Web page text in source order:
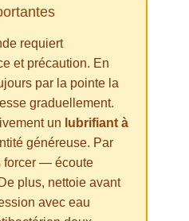
requiert
et précaution. En
par la pointe la
graduellement.
un lubrifiant à
généreuse. Par
forcer — écoute
plus, nettoie avant
avec eau